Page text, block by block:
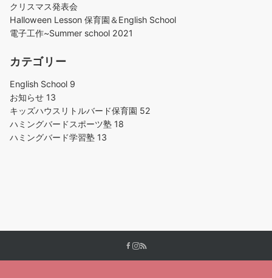
クリスマス発表会
Halloween Lesson 保育園＆English School
電子工作~Summer school 2021
カテゴリー
English School 9
お知らせ 13
キッズハウスリトルバード保育園 52
ハミングバードスポーツ塾 18
ハミングバード学習塾 13